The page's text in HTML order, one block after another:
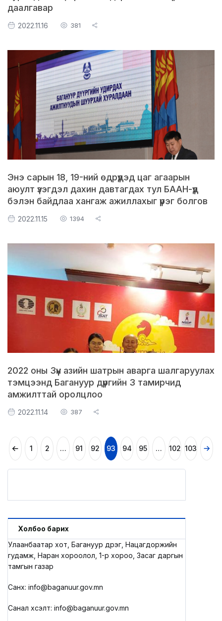
даалгавар
2022.11.16 381
Энэ сарын 18, 19-ний өдрүүдэд цаг агаарын
аюулт үзэгдэл дахин давтагдах тул БААН-үүд
бэлэн байдлаа хангаж ажиллахыг үүрэг болгов
2022.11.15 1394
2022 оны Зүүн азийн шатрын аварга шалгаруулах
тэмцээнд Багануур дүүргийн 3 тамирчид
амжилттай оролцлоо
2022.11.14 387
1 2 … 91 92 93 94 95 … 102 103
Холбоо барих
Улаанбаатар хот, Багануур дүүрэг, Нацагдоржийн
гудамж, Наран хороолол, 1-р хороо, Засаг даргын
тамгын газар
Санхүү: info@baganuur.gov.mn
Санал хүсэлт: info@baganuur.gov.mn